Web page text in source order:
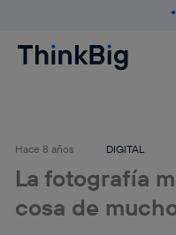
Hace 8 años DIGITAL
La fotografía
cosa de